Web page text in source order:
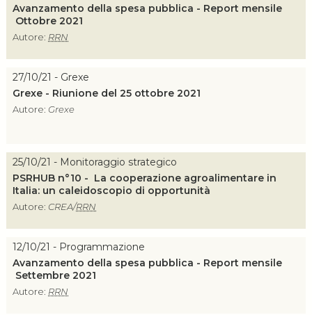
Avanzamento della spesa pubblica - Report mensile
Ottobre 2021
Autore: RRN
27/10/21 - Grexe
Grexe - Riunione del 25 ottobre 2021
Autore: Grexe
25/10/21 - Monitoraggio strategico
PSRHUB n°10 - La cooperazione agroalimentare in
Italia: un caleidoscopio di opportunità
Autore: CREA/RRN
12/10/21 - Programmazione
Avanzamento della spesa pubblica - Report mensile
Settembre 2021
Autore: RRN